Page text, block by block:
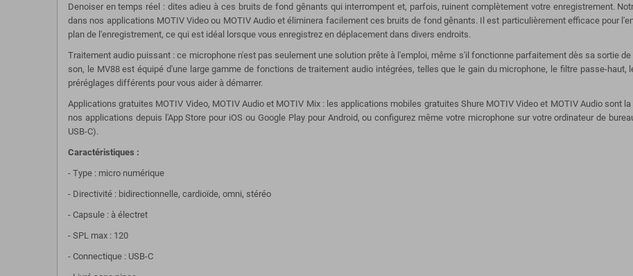
Denoiser en temps réel : dites adieu à ces bruits de fond gênants qui interrompent et, parfois, ruinent complètement votre enregistrement.
dans nos applications MOTIV Video ou MOTIV Audio et éliminera facilement ces bruits de fond gênants. Il est particulièrement efficace pour
plan de l'enregistrement, ce qui est idéal lorsque vous enregistrez en déplacement dans divers endroits.
Traitement audio puissant : ce microphone n'est pas seulement une solution prête à l'emploi, même s'il fonctionne parfaitement dès sa sortie
son, le MV88 est équipé d'une large gamme de fonctions de traitement audio intégrées, telles que le gain du microphone, le filtre passe-haut,
préréglages différents pour vous aider à démarrer.
Applications gratuites MOTIV Video, MOTIV Audio et MOTIV Mix : les applications mobiles gratuites Shure MOTIV Video et MOTIV Audio sont
nos applications depuis l'App Store pour iOS ou Google Play pour Android, ou configurez même votre microphone sur votre ordinateur de
USB-C).
Caractéristiques :
- Type : micro numérique
- Directivité : bidirectionnelle, cardioïde, omni, stéréo
- Capsule : à électret
- SPL max : 120
- Connectique : USB-C